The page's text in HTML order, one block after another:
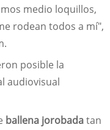
medio loquillos,
rodean todos a mí",
posible la
audiovisual
ballena jorobadatan